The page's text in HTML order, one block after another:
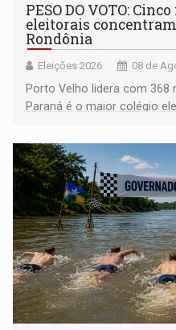
PESO DO VOTO:
eleitorais concentram
Rondônia
Eleições 2026 08 de
Porto Velho lidera com 368
Paraná é o maior colégio